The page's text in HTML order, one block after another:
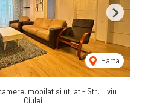
Harta
Next
mobilat si utilat - Str. Liviu
Ciulei